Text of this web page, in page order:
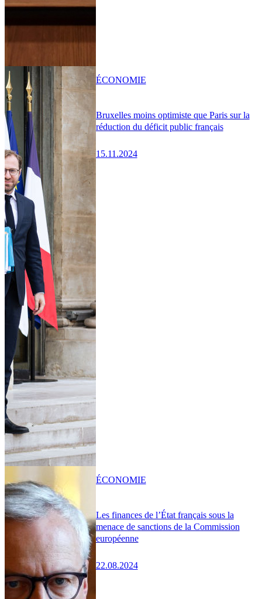
Bruxelles moins optimiste que Paris sur la
réduction du déficit public français
15.11.2024
ÉCONOMIE
Les finances de l’État français sous la
menace de sanctions de la Commission
européenne
22.08.2024
ÉCONOMIE